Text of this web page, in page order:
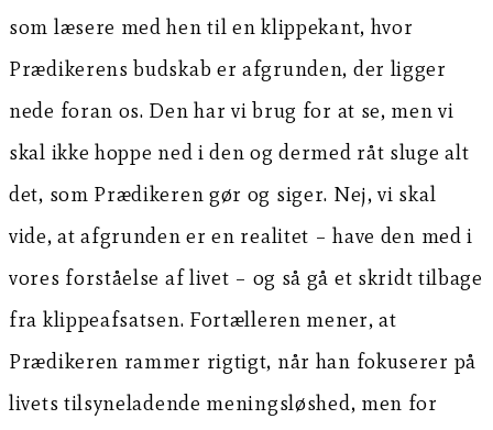
som læsere med hen til en klippekant, hvor
Prædikerens budskab er afgrunden, der ligger
nede foran os. Den har vi brug for at se, men vi
skal ikke hoppe ned i den og dermed råt sluge alt
det, som Prædikeren gør og siger. Nej, vi skal
vide, at afgrunden er en realitet – have den med i
vores forståelse af livet – og så gå et skridt tilbage
fra klippeafsatsen. Fortælleren mener, at
Prædikeren rammer rigtigt, når han fokuserer på
livets tilsyneladende meningsløshed, men for